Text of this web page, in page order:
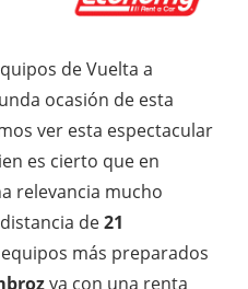
de Vuelta a
ocasión de esta
ver esta espectacular
es cierto que en
relevancia mucho
de21
más preparados
ya con una renta